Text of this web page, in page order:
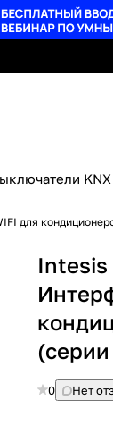
KNX
для
Intesis
(серии
0 Нет